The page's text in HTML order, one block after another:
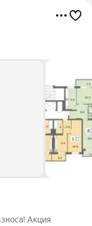
Акция